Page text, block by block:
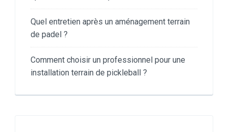
Quel entretien après un aménagement terrain
de padel ?
Comment choisir un professionnel pour une
installation terrain de pickleball ?